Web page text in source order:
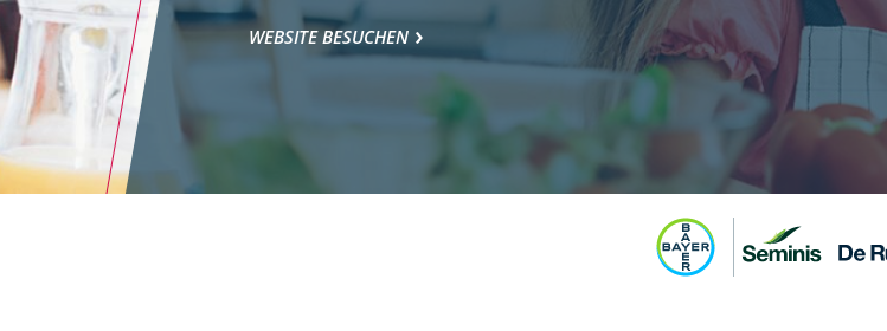
WEBSITE BESUCHEN